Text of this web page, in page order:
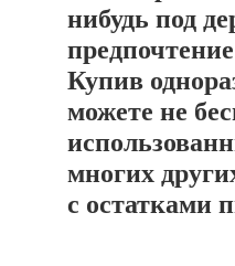
нибудь под
Купив
можете не
многих
с остатками